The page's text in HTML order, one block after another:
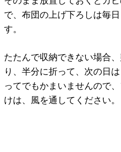
で、布団の上げ下ろしは毎
す。
たたんで収納できない場合
り、半分に折って、次の日
ってでもかまいませんので
けは、風を通してください。